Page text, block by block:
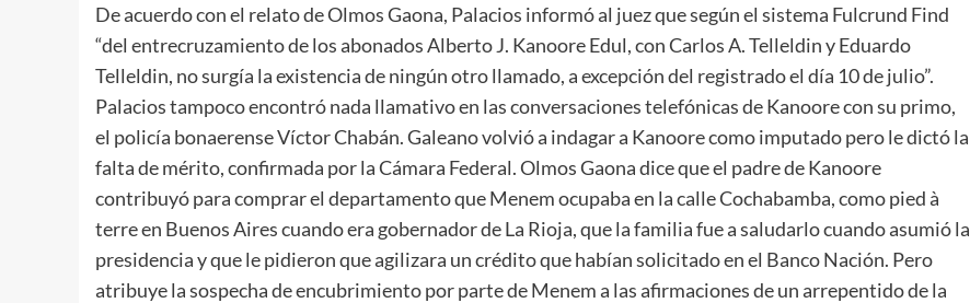
De acuerdo con el relato de Olmos Gaona, Palacios informó al juez que según el sistema Fulcrund Find
“del entrecruzamiento de los abonados Alberto J. Kanoore Edul, con Carlos A. Telleldin y Eduardo
Telleldin, no surgía la existencia de ningún otro llamado, a excepción del registrado el día 10 de julio”.
Palacios tampoco encontró nada llamativo en las conversaciones telefónicas de Kanoore con su primo,
el policía bonaerense Víctor Chabán. Galeano volvió a indagar a Kanoore como imputado pero le dictó la
falta de mérito, confirmada por la Cámara Federal. Olmos Gaona dice que el padre de Kanoore
contribuyó para comprar el departamento que Menem ocupaba en la calle Cochabamba, como pied à
terre en Buenos Aires cuando era gobernador de La Rioja, que la familia fue a saludarlo cuando asumió la
presidencia y que le pidieron que agilizara un crédito que habían solicitado en el Banco Nación. Pero
atribuye la sospecha de encubrimiento por parte de Menem a las afirmaciones de un arrepentido de la